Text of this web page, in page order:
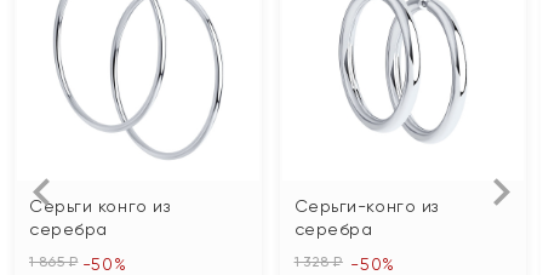
Серьги конго из
серебра
1 865 ₽ -50%
Серьги-конго из
серебра
1 328 ₽ -50%